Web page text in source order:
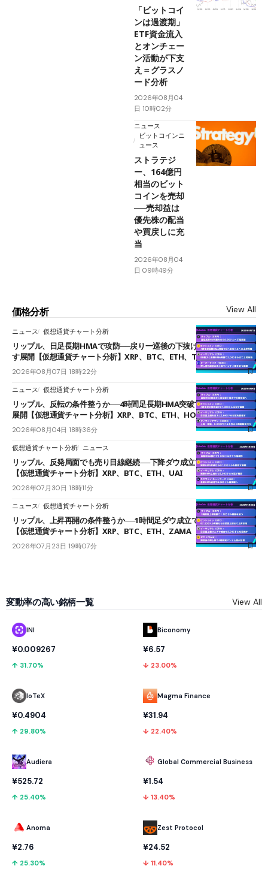
「ビットコイ
ンは過渡期」
ETF資金流入
とオンチェー
ン活動が下支
え＝グラスノ
ード分析
2026年08月04
日 10時02分
ニュース
ビットコインニ
ュース
ストラテジ
ー、164億円
相当のビット
コインを売却
──売却益は
優先株の配当
や買戻しに充
当
2026年08月04
日 09時49分
価格分析 View All
ニュース 仮想通貨チャート分析
リップル、日足長期HMAで攻防──戻り一巡後の下抜けで0.95ドルを試
す展開【仮想通貨チャート分析】XRP、BTC、ETH、TAKE
2026年08月07日 18時22分
ニュース 仮想通貨チャート分析
リップル、反転の条件整うか──4時間足長期HMA突破で雲下端を目指す
展開【仮想通貨チャート分析】XRP、BTC、ETH、HOME
2026年08月04日 18時36分
仮想通貨チャート分析 ニュース
リップル、反発局面でも売り目線継続──下降ダウ成立で下値追う展開
【仮想通貨チャート分析】XRP、BTC、ETH、UAI
2026年07月30日 18時11分
ニュース 仮想通貨チャート分析
リップル、上昇再開の条件整うか──1時間足ダウ成立で1.185ドルを狙う
【仮想通貨チャート分析】XRP、BTC、ETH、ZAMA
2026年07月23日 19時07分
変動率の高い銘柄一覧 View All
INI
¥0.009267
↑ 31.70%
IoTeX
¥0.4904
↑ 29.80%
Audiera
¥525.72
↑ 25.40%
Anoma
¥2.76
↑ 25.30%
Biconomy
¥6.57
↓ 23.00%
Magma Finance
¥31.94
↓ 22.40%
Global Commercial Business
¥1.54
↓ 13.40%
Zest Protocol
¥24.52
↓ 11.40%